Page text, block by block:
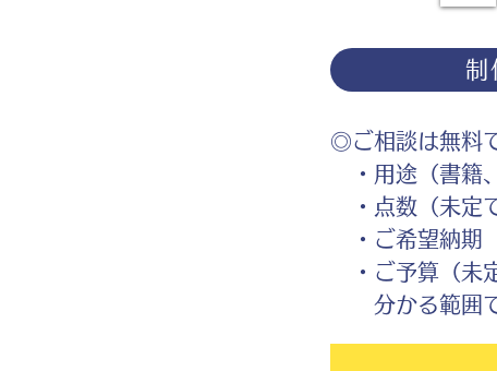
制
◎ご相談は無料
・用途（書籍
・点数（未定
・ご希望納期
・ご予算（未
分かる範囲で